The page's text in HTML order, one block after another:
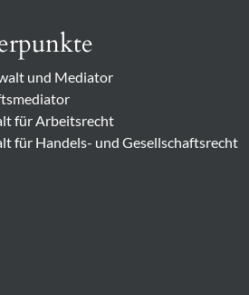
und Mediator
für Arbeitsrecht
für Handels- und Gesellschaftsrecht